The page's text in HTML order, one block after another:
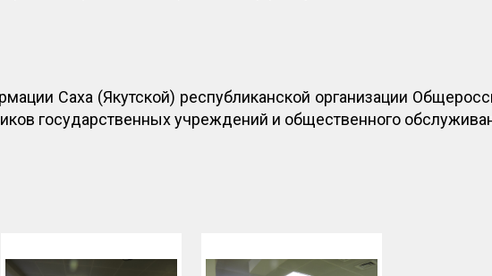
Саха (Якутской) республиканской организации
государственных учреждений и общественного